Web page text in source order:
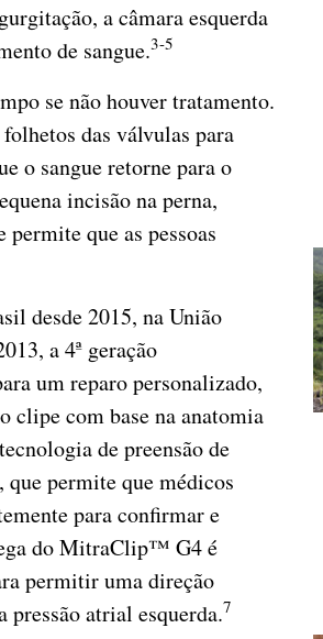
a câmara esquerda
de sangue.3-5
se não houver tratamento.
das válvulas para
o sangue retorne para o
incisão na perna,
que as pessoas
desde 2015, na União
a 4ª geração
um reparo personalizado,
clipe com base na anatomia
de preensão de
permite que médicos
para confirmar e
do MitraClip™ G4 é
permitir uma direção
atrial esquerda.7